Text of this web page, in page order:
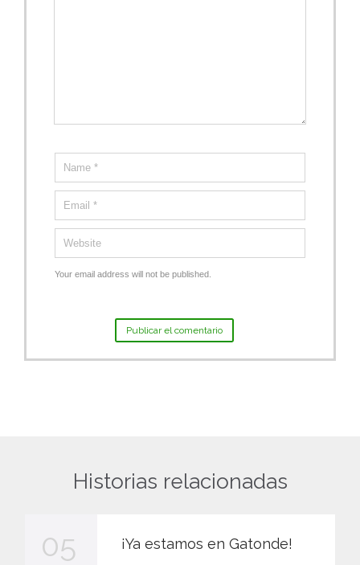
Your email address will not be published.
Historias relacionadas
05 ¡Ya estamos en Gatonde!